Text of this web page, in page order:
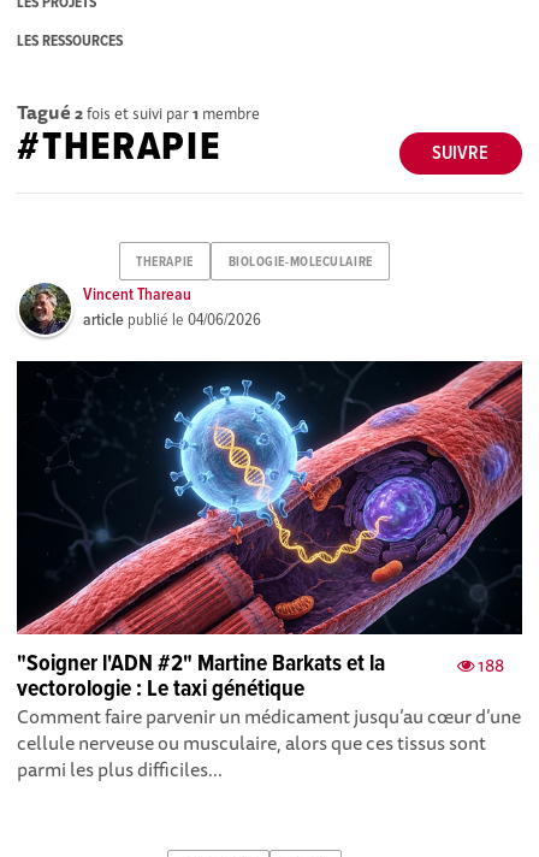
LES RESSOURCES
Tagué 2fois et suivi par1 membre
SUIVRE
#THERAPIE
THERAPIE BIOLOGIE-MOLECULAIRE
Vincent Thareau
article publié le04/06/2026
188
"Soigner l'ADN #2" Martine Barkats et la
vectorologie : Le taxi génétique
Comment faire parvenir un médicament jusqu’au cœur d’une
cellule nerveuse ou musculaire, alors que ces tissus sont
parmi les plus difficiles...